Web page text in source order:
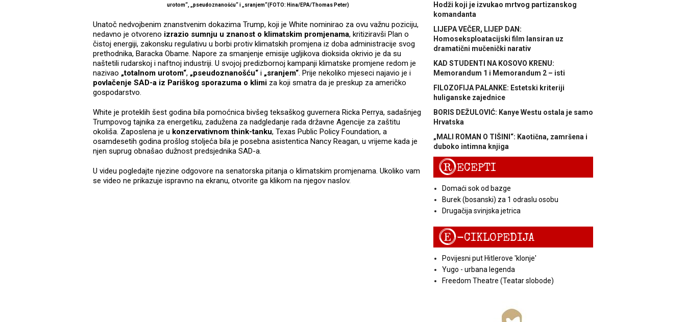
urotom“, „pseudoznanošću“ i „sranjem“(FOTO: Hina/EPA/Thomas Peter)
Unatoč nedvojbenim znanstvenim dokazima Trump, koji je White nominirao za ovu važnu poziciju,
nedavno je otvoreno izrazio sumnju u znanost o klimatskim promjenama, kritiziravši Plan o
čistoj energiji, zakonsku regulativu u borbi protiv klimatskih promjena iz doba administracije svog
prethodnika, Baracka Obame. Napore za smanjenje emisije ugljikova dioksida okrivio je da su
naštetili rudarskoj i naftnoj industriji. U svojoj predizbornoj kampanji klimatske promjene redom je
nazivao „totalnom urotom“, „pseudoznanošću“ i „sranjem“. Prije nekoliko mjeseci najavio je i
povlačenje SAD-a iz Pariškog sporazuma o klimi za koji smatra da je preskup za američko
gospodarstvo.
White je proteklih šest godina bila pomoćnica bivšeg teksaškog guvernera Ricka Perrya, sadašnjeg
Trumpovog tajnika za energetiku, zadužena za nadgledanje rada državne Agencije za zaštitu
okoliša. Zaposlena je u konzervativnom think-tanku, Texas Public Policy Foundation, a
osamdesetih godina prošlog stoljeća bila je posebna asistentica Nancy Reagan, u vrijeme kada je
njen suprug obnašao dužnost predsjednika SAD-a.
U videu pogledajte njezine odgovore na senatorska pitanja o klimatskim promjenama. Ukoliko vam
se video ne prikazuje ispravno na ekranu, otvorite ga klikom na njegov naslov.
Hodži koji je izvukao mrtvog partizanskog
komandanta
LIJEPA VEČER, LIJEP DAN:
Homoseksploatacijski film lansiran uz
dramatični mučenički narativ
KAD STUDENTI NA KOSOVO KRENU:
Memorandum 1 i Memorandum 2 – isti
FILOZOFIJA PALANKE: Estetski kriteriji
huliganske zajednice
BORIS DEŽULOVIĆ: Kanye Westu ostala je samo
Hrvatska
„MALI ROMAN O TIŠINI“: Kaotična, zamršena i
duboko intimna knjiga
RECEPTI
Domaći sok od bazge
Burek (bosanski) za 1 odraslu osobu
Drugačija svinjska jetrica
E-CIKLOPEDIJA
Povijesni put Hitlerove 'klonje'
Yugo - urbana legenda
Freedom Theatre (Teatar slobode)